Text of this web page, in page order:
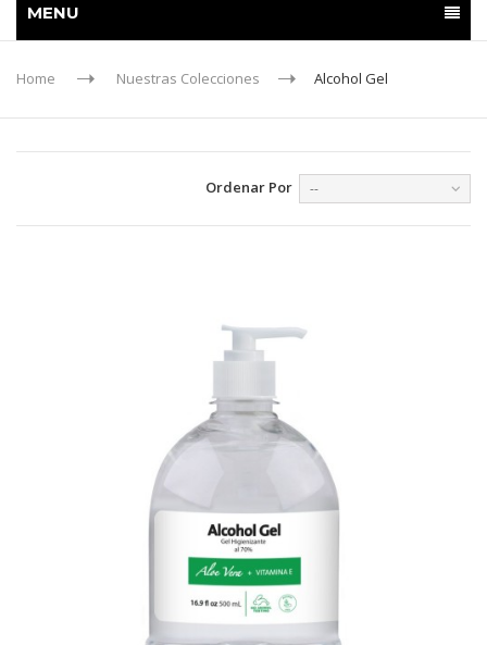
MENU
Home Nuestras Colecciones Alcohol Gel
Ordenar Por --